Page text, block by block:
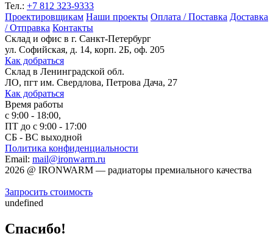
Тел.: +7 812 323-9333
Проектировщикам Наши проекты Оплата / Поставка Доставка
/ Отправка Контакты
Склад и офис в г. Санкт-Петербург
ул. Софийская, д. 14, корп. 2Б, оф. 205
Как добраться
Склад в Ленинградской обл.
ЛО, пгт им. Свердлова, Петрова Дача, 27
Как добраться
Время работы
с 9:00 - 18:00,
ПТ до с 9:00 - 17:00
СБ - ВС выходной
Политика конфиденциальности
Email: mail@ironwarm.ru
2026 @ IRONWARM — радиаторы премиального качества
Запросить стоимость
undefined
Спасибо!